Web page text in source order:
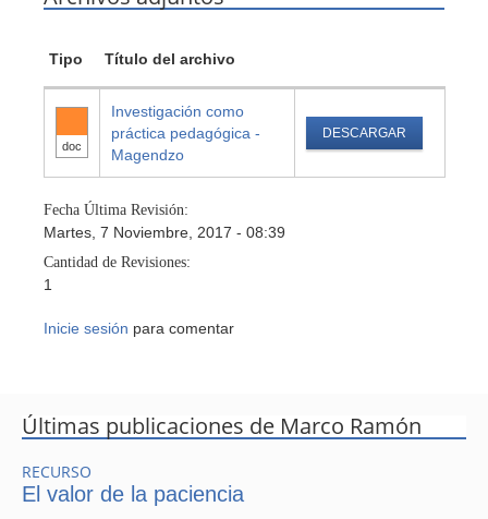
Tipo Título del archivo
doc
Investigación como
práctica pedagógica -
Magendzo
DESCARGAR
Fecha Última Revisión:
Martes, 7 Noviembre, 2017 - 08:39
Cantidad de Revisiones:
1
Inicie sesión para comentar
Últimas publicaciones de Marco Ramón
RECURSO
El valor de la paciencia